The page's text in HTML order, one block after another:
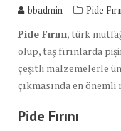
bbadmin Pide
Pide Fırını, türk
olup, taş fırınlarda
çeşitli malzemelerle
çıkmasında en önemli
Pide Fırını